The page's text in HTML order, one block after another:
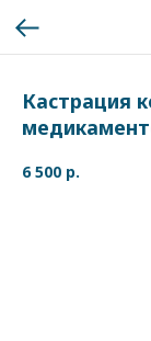
Кастрация
6 500 р.